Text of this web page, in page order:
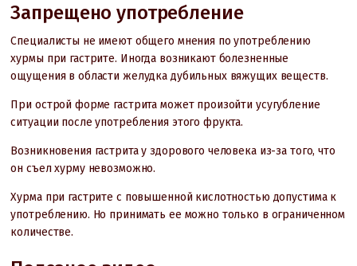
Запрещено употребление
Специалисты не имеют общего мнения по употреблению
хурмы при гастрите. Иногда возникают болезненные
ощущения в области желудка дубильных вяжущих веществ.
При острой форме гастрита может произойти усугубление
ситуации после употребления этого фрукта.
Возникновения гастрита у здорового человека из-за того, что
он съел хурму невозможно.
Хурма при гастрите с повышенной кислотностью допустима к
употреблению. Но принимать ее можно только в ограниченном
количестве.